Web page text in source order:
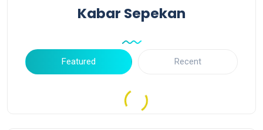
Kabar Sepekan
Featured Recent